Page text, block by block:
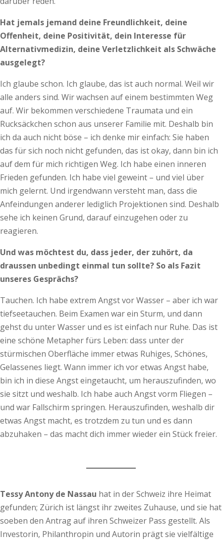
Hat jemals jemand deine Freundlichkeit, deine
Offenheit, deine Positivität, dein Interesse für
Alternativmedizin, deine Verletzlichkeit als Schwäche
ausgelegt?
Ich glaube schon. Ich glaube, das ist auch normal. Weil wir
alle anders sind. Wir wachsen auf einem bestimmten Weg
auf. Wir bekommen verschiedene Traumata und ein
Rucksäckchen schon aus unserer Familie mit. Deshalb bin
ich da auch nicht böse – ich denke mir einfach: Sie haben
das für sich noch nicht gefunden, das ist okay, dann bin ich
auf dem für mich richtigen Weg. Ich habe einen inneren
Frieden gefunden. Ich habe viel geweint – und viel über
mich gelernt. Und irgendwann versteht man, dass die
Anfeindungen anderer lediglich Projektionen sind. Deshalb
sehe ich keinen Grund, darauf einzugehen oder zu
reagieren.
Und was möchtest du, dass jeder, der zuhört, da
draussen unbedingt einmal tun sollte? So als Fazit
unseres Gesprächs?
Tauchen. Ich habe extrem Angst vor Wasser – aber ich war
tiefseetauchen. Beim Examen war ein Sturm, und dann
gehst du unter Wasser und es ist einfach nur Ruhe. Das ist
eine schöne Metapher fürs Leben: dass unter der
stürmischen Oberfläche immer etwas Ruhiges, Schönes,
Gelassenes liegt. Wann immer ich vor etwas Angst habe,
bin ich in diese Angst ein­­getaucht, um herauszufinden, wo
sie sitzt und weshalb. Ich habe auch Angst vorm Fliegen –
und war Fallschirm springen. Herauszufinden, weshalb dir
etwas Angst macht, es trotzdem zu tun und es dann
abzuhaken – das macht dich immer wieder ein Stück freier.
Tessy Antony de Nassau hat in der Schweiz ihre Heimat
gefunden; Zürich ist längst ihr zweites Zuhause, und sie hat
soeben den Antrag auf ihren Schweizer Pass gestellt. Als
Investorin, Philanthropin und Autorin prägt sie vielfältige